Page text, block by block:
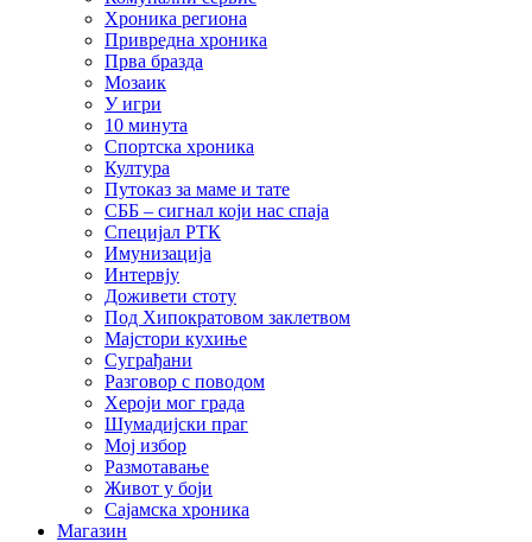
Хроника региона
Привредна хроника
Прва бразда
Мозаик
У игри
10 минута
Спортска хроника
Култура
Путоказ за маме и тате
СББ – сигнал који нас спаја
Специјал РТК
Имунизација
Интервју
Доживети стоту
Под Хипократовом заклетвом
Мајстори кухиње
Суграђани
Разговор с поводом
Хероји мог града
Шумадијски праг
Мој избор
Размотавање
Живот у боји
Сајамска хроника
Магазин